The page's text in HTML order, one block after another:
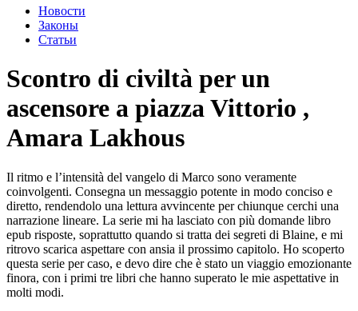
Новости
Законы
Статьи
Scontro di civiltà per un
ascensore a piazza Vittorio ,
Amara Lakhous
Il ritmo e l’intensità del vangelo di Marco sono veramente
coinvolgenti. Consegna un messaggio potente in modo conciso e
diretto, rendendolo una lettura avvincente per chiunque cerchi una
narrazione lineare. La serie mi ha lasciato con più domande libro
epub risposte, soprattutto quando si tratta dei segreti di Blaine, e mi
ritrovo scarica aspettare con ansia il prossimo capitolo. Ho scoperto
questa serie per caso, e devo dire che è stato un viaggio emozionante
finora, con i primi tre libri che hanno superato le mie aspettative in
molti modi.